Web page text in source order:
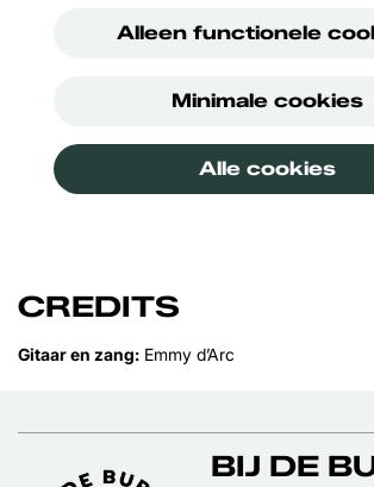
Alleen functionele
Minimale cookies
Alle cookies
CREDITS
Gitaar en zang: Emmy d’Arc
BIJ DE